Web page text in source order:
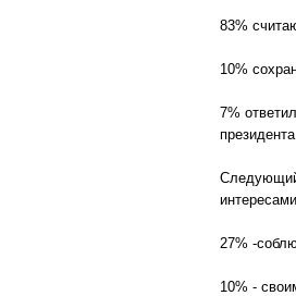
83%
10%
7%
Следующий
27% -
10% -